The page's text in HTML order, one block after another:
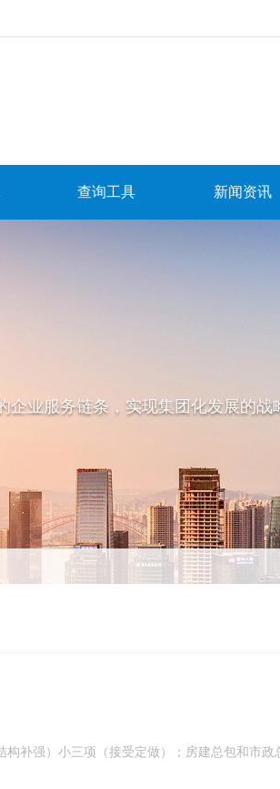
查询工具 新闻资讯
业服务链条，实现集团化发展的战
补强）小三项（接受定做）；房建总包和市政